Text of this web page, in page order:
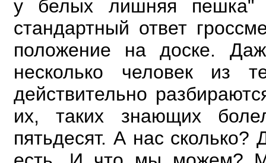
у белых лишняя
стандартный ответ
положение надоске.
несколько человек из
действительно
их, таких знающих
пятьдесят. А нас